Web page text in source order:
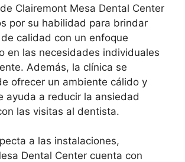
Clairemont Mesa Dental Center
por su habilidad para brindar
calidad con un enfoque
en las necesidades individuales
Además, la clínica se
ofrecer un ambiente cálido y
ayuda a reducir la ansiedad
las visitas al dentista.
a las instalaciones,
Dental Center cuenta con